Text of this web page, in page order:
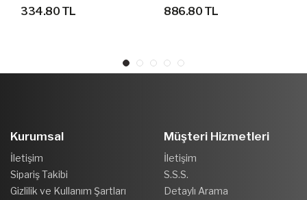
HAVUZ DENİZ GÖZLÜK
334.80 TL
ELIMINATOR SOFT SF
886.80 TL
Kurumsal
İletişim
Sipariş Takibi
Gizlilik ve Kullanım Şartları
Müşteri Hizmetleri
İletişim
S.S.S.
Detaylı Arama